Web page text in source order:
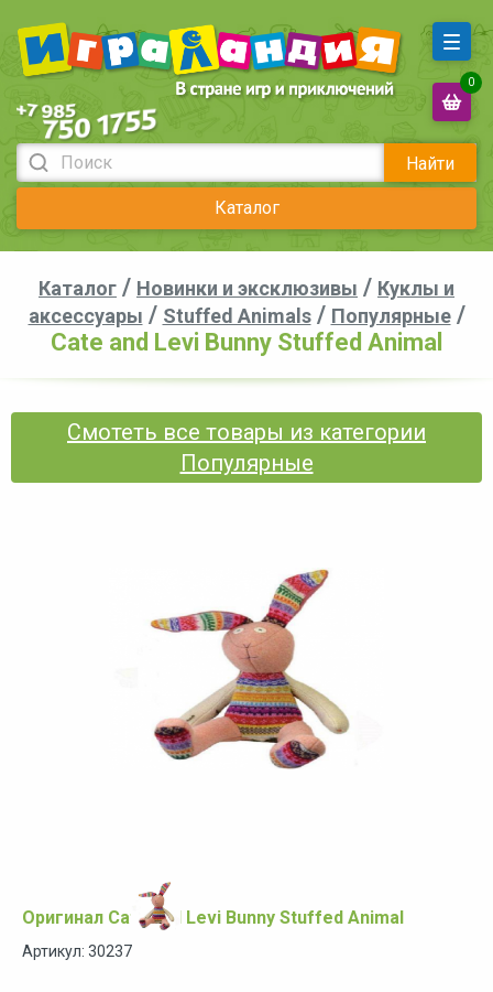
Найти
Каталог
0
Каталог / Новинки и эксклюзивы / Куклы и
аксессуары / Stuffed Animals/ Популярные/
Cate and Levi Bunny Stuffed Animal
Смотеть все товары из категории
Популярные
Оригинал Cate and Levi Bunny Stuffed Animal
Артикул: 30237